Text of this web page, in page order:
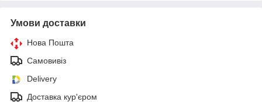
Умови доставки
Нова Пошта
Самовивіз
Delivery
Доставка кур'єром